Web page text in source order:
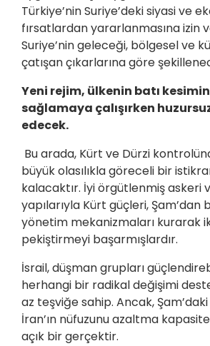
Türkiye’nin Suriye’deki siyasi ve
fırsatlardan yararlanmasına izin
Suriye’nin geleceği, bölgesel ve
çatışan çıkarlarına göre
Yeni rejim, ülkenin batı
sağlamaya çalışırken
edecek.
Bu arada, Kürt ve Dürzi
büyük olasılıkla göreceli bir
kalacaktır. İyi örgütlenmiş askeri
yapılarıyla Kürt güçleri, Şam’dan
yönetim mekanizmaları kurarak
pekiştirmeyi başarmışlardır.
İsrail, düşman grupları
herhangi bir radikal değişimi
az teşviğe sahip. Ancak,
İran’ın nüfuzunu azaltma
açık bir gerçektir.